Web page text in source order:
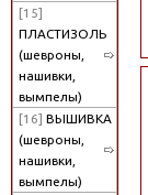
[15]
ПЛАСТИЗОЛЬ
(шевроны,
нашивки,
вымпелы)
[16] ВЫШИВКА
(шевроны,
нашивки,
вымпелы)